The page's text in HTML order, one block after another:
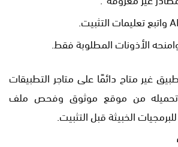
الأذونات المطلوبة فقط.
غير متاح دائمًا على متاجر التطبيقات
تحميله من موقع موثوق وفحص ملف